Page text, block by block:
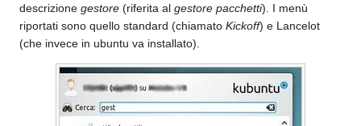
descrizione gestore (riferita al gestore pacchetti). I menù
riportati sono quello standard (chiamato Kickoff) e Lancelot
(che invece in ubuntu va installato).